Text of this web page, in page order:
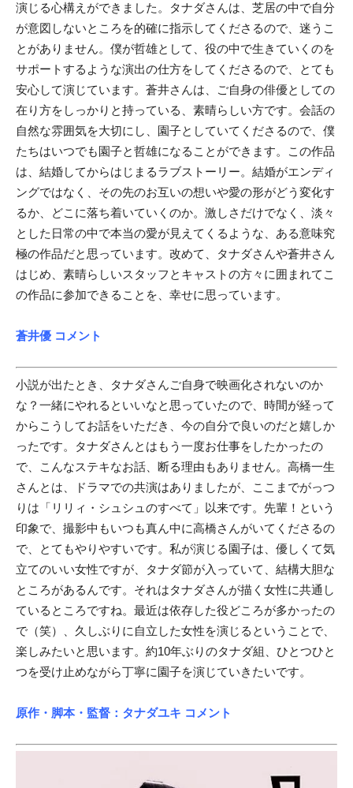
演じる心構えができました。タナダさんは、芝居の中で自分
が意図しないところを的確に指示してくださるので、迷うこ
とがありません。僕が哲雄として、役の中で生きていくのを
サポートするような演出の仕方をしてくださるので、とても
安心して演じています。蒼井さんは、ご自身の俳優としての
在り方をしっかりと持っている、素晴らしい方です。会話の
自然な雰囲気を大切にし、園子としていてくださるので、僕
たちはいつでも園子と哲雄になることができます。この作品
は、結婚してからはじまるラブストーリー。結婚がエンディ
ングではなく、その先のお互いの想いや愛の形がどう変化す
るか、どこに落ち着いていくのか。激しさだけでなく、淡々
とした日常の中で本当の愛が見えてくるような、ある意味究
極の作品だと思っています。改めて、タナダさんや蒼井さん
はじめ、素晴らしいスタッフとキャストの方々に囲まれてこ
の作品に参加できることを、幸せに思っています。
蒼井優 コメント
小説が出たとき、タナダさんご自身で映画化されないのか
な？一緒にやれるといいなと思っていたので、時間が経って
からこうしてお話をいただき、今の自分で良いのだと嬉しか
ったです。タナダさんとはもう一度お仕事をしたかったの
で、こんなステキなお話、断る理由もありません。高橋一生
さんとは、ドラマでの共演はありましたが、ここまでがっつ
りは「リリィ・シュシュのすべて」以来です。先輩！という
印象で、撮影中もいつも真ん中に高橋さんがいてくださるの
で、とてもやりやすいです。私が演じる園子は、優しくて気
立てのいい女性ですが、タナダ節が入っていて、結構大胆な
ところがあるんです。それはタナダさんが描く女性に共通し
ているところですね。最近は依存した役どころが多かったの
で（笑）、久しぶりに自立した女性を演じるということで、
楽しみたいと思います。約10年ぶりのタナダ組、ひとつひと
つを受け止めながら丁寧に園子を演じていきたいです。
原作・脚本・監督：タナダユキ コメント